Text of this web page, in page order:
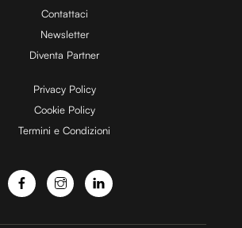
Contattaci
Newsletter
Diventa Partner
Privacy Policy
Cookie Policy
Termini e Condizioni